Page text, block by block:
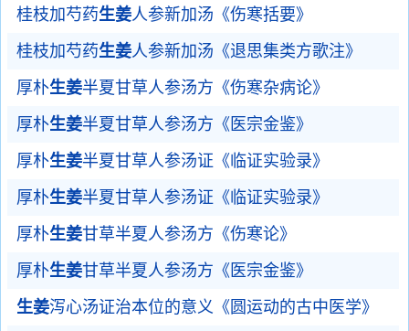
桂枝加芍药生姜人参新加汤《伤寒括要》
桂枝加芍药生姜人参新加汤《退思集类方歌注》
厚朴生姜半夏甘草人参汤方《伤寒杂病论》
厚朴生姜半夏甘草人参汤方《医宗金鉴》
厚朴生姜半夏甘草人参汤证《临证实验录》
厚朴生姜半夏甘草人参汤证《临证实验录》
厚朴生姜甘草半夏人参汤方《伤寒论》
厚朴生姜甘草半夏人参汤方《医宗金鉴》
生姜泻心汤证治本位的意义《圆运动的古中医学》